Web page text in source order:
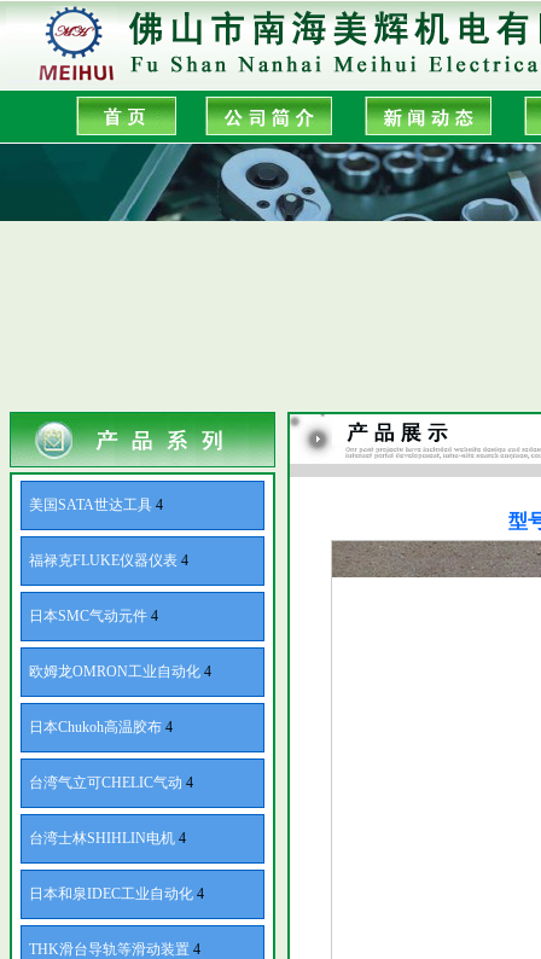
美国SATA世达工具 4
福禄克FLUKE仪器仪表 4
日本SMC气动元件 4
欧姆龙OMRON工业自动化 4
日本Chukoh高温胶布 4
台湾气立可CHELIC气动 4
台湾士林SHIHLIN电机 4
日本和泉IDEC工业自动化 4
THK滑台导轨等滑动装置 4
型